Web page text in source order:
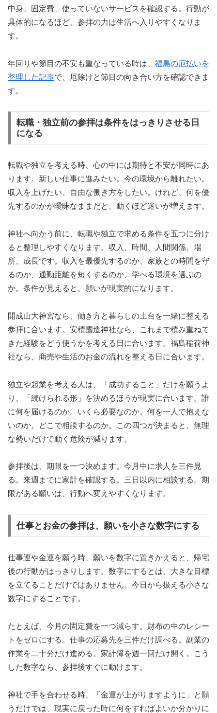
中身、固定費、使っていないサービスを確認する。行動が
具体的になるほど、参拝の力は生活へ入りやすくなりま
す。
年回りや節目の不安も重なっている時は、 福島の厄払いを
整理した記事で、厄除けと節目の向き合い方を確認できま
す。
転職・独立前の参拝は条件をはっきりさせる日
になる
転職や独立を考える時、心の中には期待と不安が同時にあ
ります。新しい仕事に進みたい。今の環境から離れたい。
収入を上げたい。自由な働き方をしたい。けれど、何を優
先するのかが曖昧なままだと、動くほど迷いが増えます。
神社へ向かう前に、転職や独立で求める条件を五つに分け
ると整理しやすくなります。収入、時間、人間関係、場
所、成長です。収入を最優先するのか、家族との時間を守
るのか、通勤距離を短くするのか、学べる環境を選ぶの
か。条件が見えると、願いが現実的になります。
開成山大神宮なら、働き方と暮らしの土台を一緒に整える
参拝に合います。安積國造神社なら、これまで積み重ねて
きた経験をどう使うかを考える日に合います。福島稲荷神
社なら、商売や生活のお金の流れを整える日に合います。
独立や起業を考える人は、「成功すること」だけを願うよ
り、「続けられる形」を決めるほうが現実に合います。誰
に何を届けるのか。いくら必要なのか。何を一人で抱えな
いのか。どこで相談するのか。この四つが決まると、無理
な勢いだけで動く危険が減ります。
参拝後は、期限を一つ決めます。今月中に求人を三件見
る。来週までに家計を確認する。三日以内に相談する。期
限がある願いは、行動へ変えやすくなります。
仕事とお金の参拝は、願いを小さな数字にする
仕事運や金運を願う時、願いを数字に置きかえると、帰宅
後の行動がはっきりします。数字にするとは、大きな目標
を立てることだけではありません。今日から扱える小さな
数字にすることです。
たとえば、今月の固定費を一つ減らす。財布の中のレシー
トをゼロにする。仕事の応募先を三件だけ調べる。副業の
作業を二十分だけ進める。家計簿を週一回だけ開く。こう
した数字なら、参拝後すぐに動けます。
神社で手を合わせる時、「金運が上がりますように」と願
うだけでは、現実に戻った時に何をすればよいか分かりに